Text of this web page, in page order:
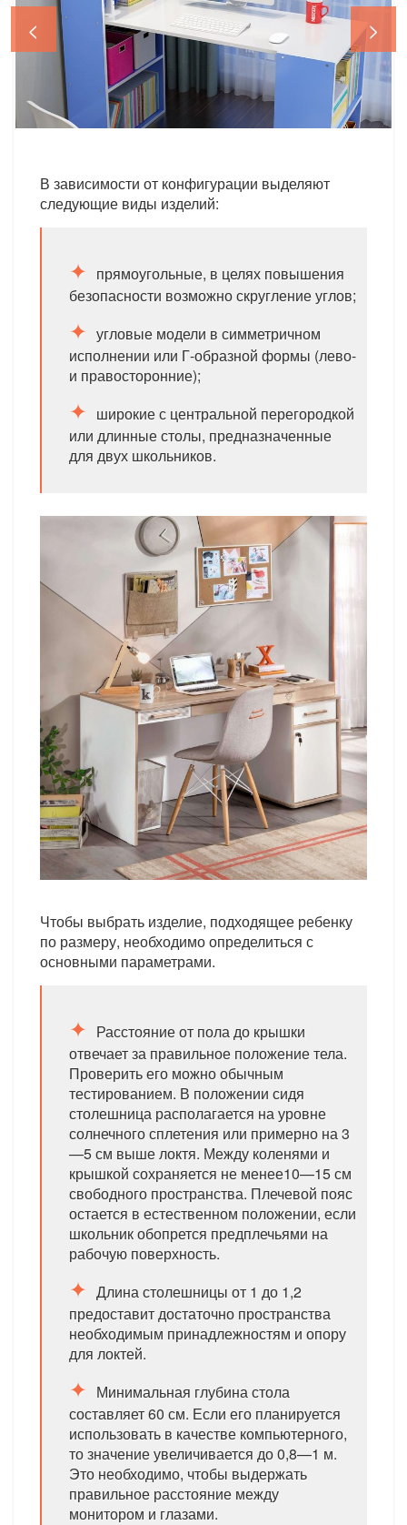
< >
В зависимости от конфигурации выделяют
следующие виды изделий:
прямоугольные, в целях повышения
безопасности возможно скругление углов;
угловые модели в симметричном
исполнении или Г-образной формы (лево-
и правосторонние);
широкие с центральной перегородкой
или длинные столы, предназначенные
для двух школьников.
Чтобы выбрать изделие, подходящее ребенку
по размеру, необходимо определиться с
основными параметрами.
Расстояние от пола до крышки
отвечает за правильное положение тела.
Проверить его можно обычным
тестированием. В положении сидя
столешница располагается на уровне
солнечного сплетения или примерно на 3
—5 см выше локтя. Между коленями и
крышкой сохраняется не менее10—15 см
свободного пространства. Плечевой пояс
остается в естественном положении, если
школьник обопрется предплечьями на
рабочую поверхность.
Длина столешницы от 1 до 1,2
предоставит достаточно пространства
необходимым принадлежностям и опору
для локтей.
Минимальная глубина стола
составляет 60 см. Если его планируется
использовать в качестве компьютерного,
то значение увеличивается до 0,8—1 м.
Это необходимо, чтобы выдержать
правильное расстояние между
монитором и глазами.